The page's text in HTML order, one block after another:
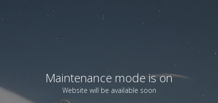
Maintenance mode is on
Website will be available soon